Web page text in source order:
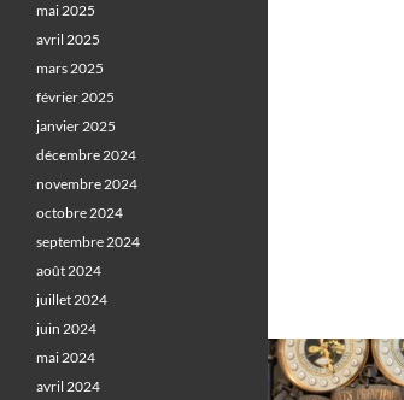
mai 2025
avril 2025
mars 2025
février 2025
janvier 2025
décembre 2024
novembre 2024
octobre 2024
septembre 2024
août 2024
juillet 2024
juin 2024
mai 2024
avril 2024